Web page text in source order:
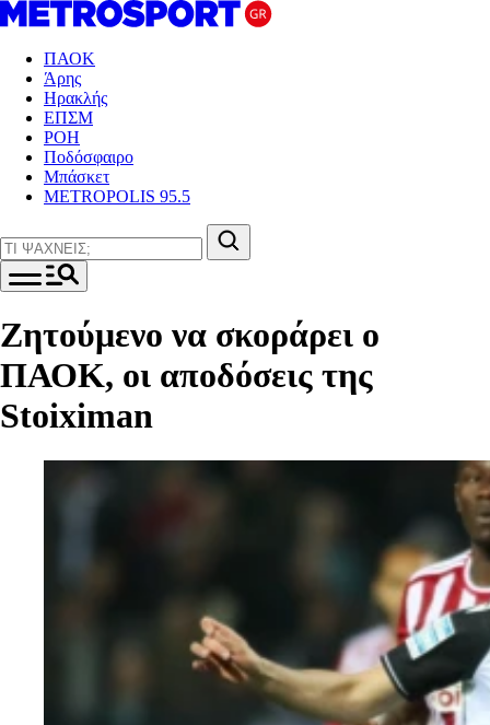
ΠΑΟΚ
Άρης
Ηρακλής
ΕΠΣΜ
ΡΟΗ
Ποδόσφαιρο
Μπάσκετ
METROPOLIS 95.5
Ζητούμενο να σκοράρει ο
ΠΑΟΚ, οι αποδόσεις της
Stoiximan